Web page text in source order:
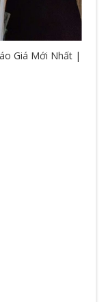
Giá Mới Nhất |